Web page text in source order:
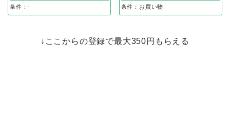
条件：-
条件：お買い物
↓ここからの登録で最大350円もらえる